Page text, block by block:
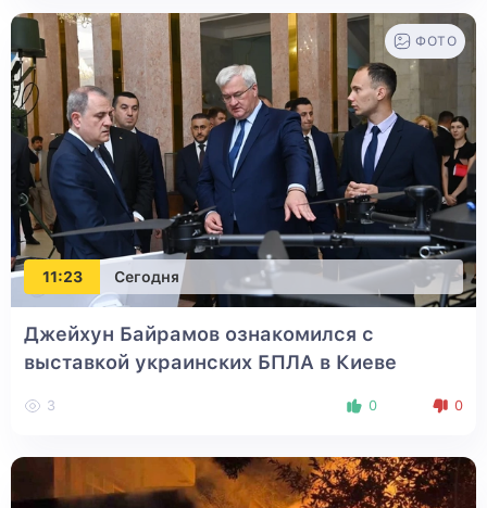
11:23 Сегодня
ФОТО
Джейхун Байрамов ознакомился с
выставкой украинских БПЛА в Киеве
3 0 0